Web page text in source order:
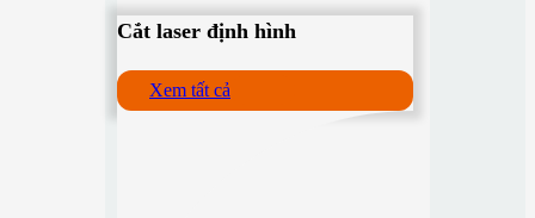
Cắt laser định hình
Xem tất cả